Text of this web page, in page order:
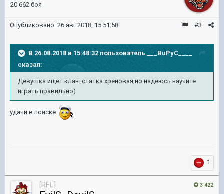
20 662 боя
#3
Опубликовано: 26 авг 2018, 15:51:58
В 26.08.2018 в 15:48:32 пользователь
___BuPyC____
сказал:
Девушка ищет клан ,статка хреновая,но надеюсь научите
играть правильно)
удачи в поиске
1
3 422
[RFL]